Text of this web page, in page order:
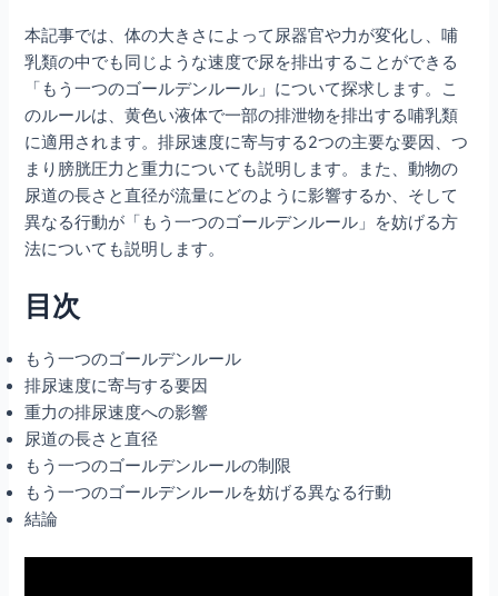
本記事では、体の大きさによって尿器官や力が変化し、哺
乳類の中でも同じような速度で尿を排出することができる
「もう一つのゴールデンルール」について探求します。こ
のルールは、黄色い液体で一部の排泄物を排出する哺乳類
に適用されます。排尿速度に寄与する2つの主要な要因、つ
まり膀胱圧力と重力についても説明します。また、動物の
尿道の長さと直径が流量にどのように影響するか、そして
異なる行動が「もう一つのゴールデンルール」を妨げる方
法についても説明します。
目次
もう一つのゴールデンルール
排尿速度に寄与する要因
重力の排尿速度への影響
尿道の長さと直径
もう一つのゴールデンルールの制限
もう一つのゴールデンルールを妨げる異なる行動
結論